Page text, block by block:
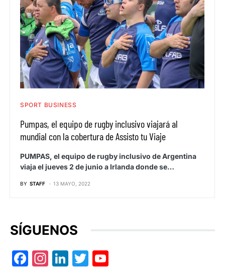
SPORT BUSINESS
Pumpas, el equipo de rugby inclusivo viajará al
mundial con la cobertura de Assisto tu Viaje
PUMPAS, el equipo de rugby inclusivo de Argentina
viaja el jueves 2 de junio a Irlanda donde se…
BY STAFF 13 MAYO, 2022
SÍGUENOS
Facebook
Instagram
LinkedIn
Twitter